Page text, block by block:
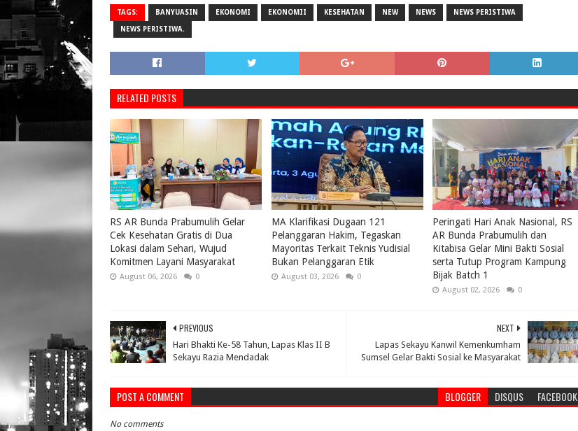
TAGS: BANYUASIN EKONOMI EKONOMII KESEHATAN NEW NEWS NEWS PERISTIWA
NEWS PERISTIWA.
RELATED POSTS
RS AR Bunda Prabumulih Gelar
Cek Kesehatan Gratis di Dua
Lokasi dalam Sehari, Wujud
Komitmen Layani Masyarakat
August 06, 2026 0
MA Klarifikasi Dugaan 121
Pelanggaran Hakim, Tegaskan
Mayoritas Terkait Teknis Yudisial
Bukan Pelanggaran Etik
August 03, 2026 0
Peringati Hari Anak Nasional, RS
AR Bunda Prabumulih dan
Kitabisa Gelar Mini Bakti Sosial
serta Tutup Program Kampung
Bijak Batch 1
August 02, 2026 0
NEXT
Lapas Sekayu Kanwil Kemenkumham
Sumsel Gelar Bakti Sosial ke Masyarakat
PREVIOUS
Hari Bhakti Ke-58 Tahun, Lapas Klas II B
Sekayu Razia Mendadak
POST A COMMENT BLOGGER DISQUS FACEBOOK
No comments